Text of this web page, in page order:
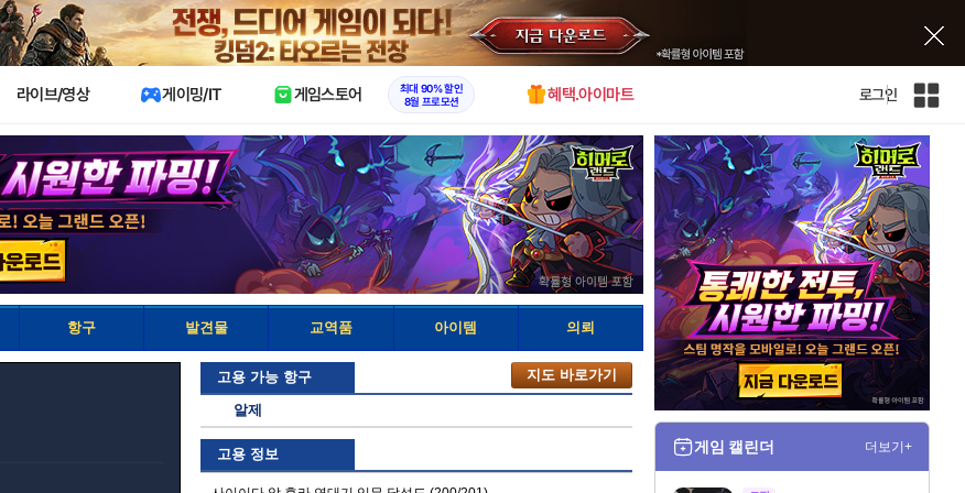
X
라이브/영상 게이밍/IT 게임스토어
최대 90% 할인
8월 프로모션
혜택.아이마트 로그인
인
전
이
트
맵
항구 발견물 교역품 아이템 의뢰
고용 가능 항구 지도 바로가기
알제
고용 정보 게임 캘린더 더보기+